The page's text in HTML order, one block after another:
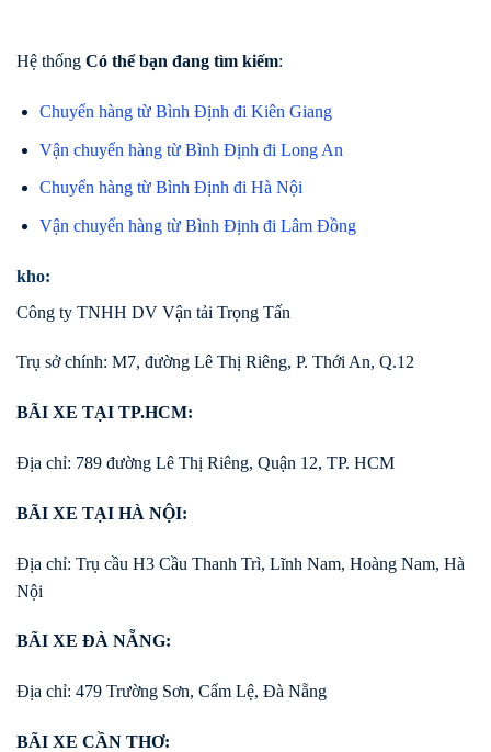
Hệ thống Có thể bạn đang tìm kiếm:
Chuyển hàng từ Bình Định đi Kiên Giang
Vận chuyển hàng từ Bình Định đi Long An
Chuyển hàng từ Bình Định đi Hà Nội
Vận chuyển hàng từ Bình Định đi Lâm Đồng
kho:
Công ty TNHH DV Vận tải Trọng Tấn
Trụ sở chính: M7, đường Lê Thị Riêng, P. Thới An, Q.12
BÃI XE TẠI TP.HCM:
Địa chỉ: 789 đường Lê Thị Riêng, Quận 12, TP. HCM
BÃI XE TẠI HÀ NỘI:
Địa chỉ: Trụ cầu H3 Cầu Thanh Trì, Lĩnh Nam, Hoàng Nam, Hà
Nội
BÃI XE ĐÀ NẴNG:
Địa chỉ: 479 Trường Sơn, Cẩm Lệ, Đà Nẵng
BÃI XE CẦN THƠ: